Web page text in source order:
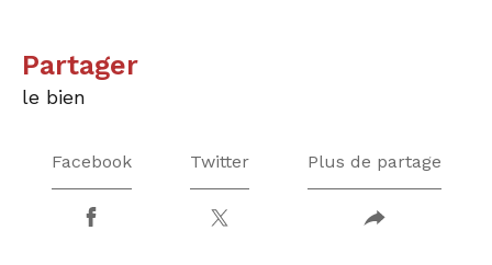
partager
le bien
Facebook Twitter Plus de partage